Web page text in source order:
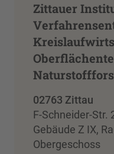
Zittauer
02763 Zittau
F-Schneider-Str.
Gebäude Z IX,
Obergeschoss